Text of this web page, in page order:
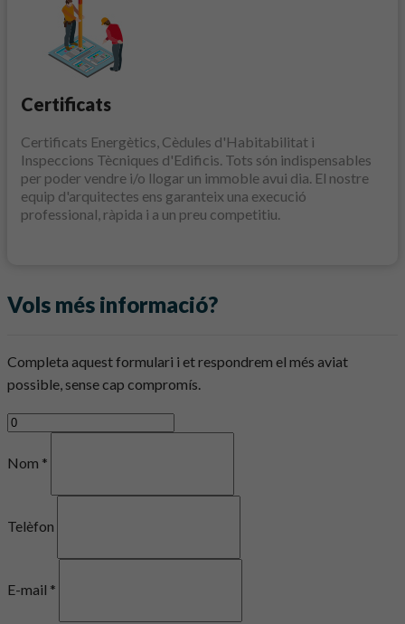
Certificats
Certificats Energètics, Cèdules d'Habitabilitat i
Inspeccions Tècniques d'Edificis. Tots són indispensables
per poder vendre i/o llogar un immoble avui dia. El nostre
equip d'arquitectes ens garanteix una execució
professional, ràpida i a un preu competitiu.
Vols més informació?
Completa aquest formulari i et respondrem el més aviat
possible, sense cap compromís.
Nom *
Telèfon
E-mail *